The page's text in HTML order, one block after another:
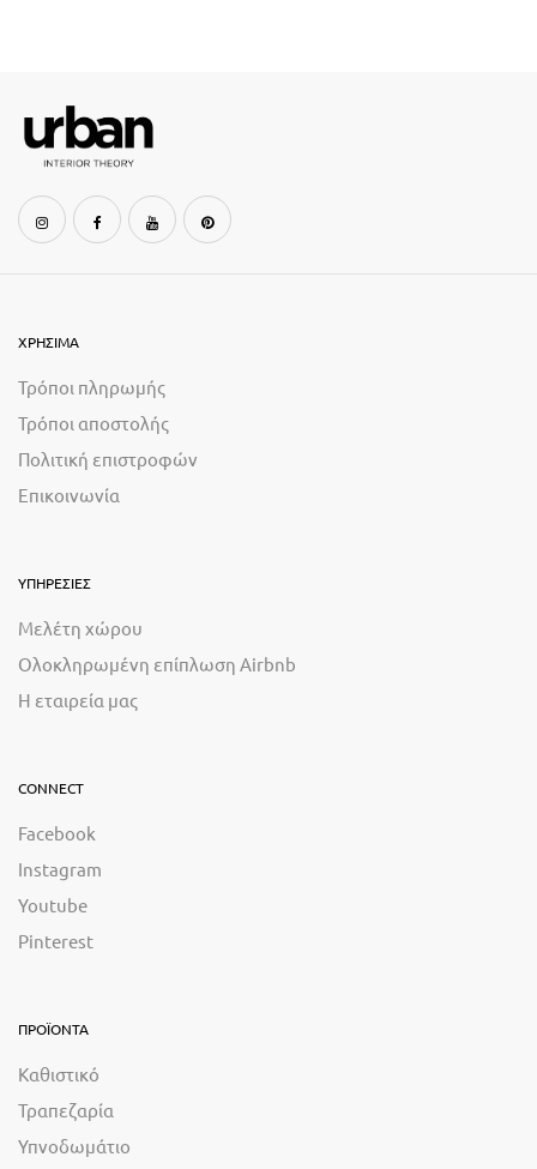
ΧΡΗΣΙΜΑ
Τρόποι πληρωμής
Τρόποι αποστολής
Πολιτική επιστροφών
Επικοινωνία
ΥΠΗΡΕΣΙΕΣ
Μελέτη χώρου
Ολοκληρωμένη επίπλωση Airbnb
Η εταιρεία μας
CONNECT
Facebook
Instagram
Youtube
Pinterest
ΠΡΟΪΟΝΤΑ
Καθιστικό
Τραπεζαρία
Υπνοδωμάτιο